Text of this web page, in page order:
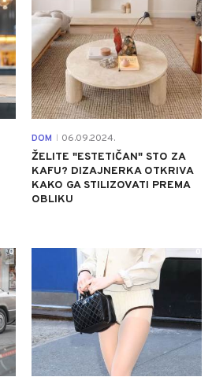
DOM 06.09.2024.
ŽELITE "ESTETIČAN" STO ZA
KAFU? DIZAJNERKA OTKRIVA
KAKO GA STILIZOVATI PREMA
OBLIKU
0 0